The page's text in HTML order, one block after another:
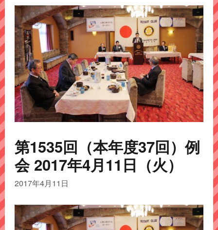
プ
第1535回（本年度37回）例
会 2017年4月11日（火）
2017年4月11日